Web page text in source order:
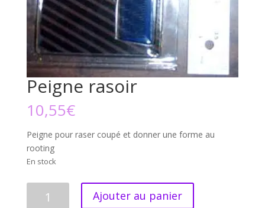
Peigne rasoir
10,55€
Peigne pour raser coupé et donner une forme au
rooting
En stock
Ajouter au panier